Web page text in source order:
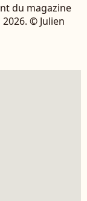
du magazine
© Julien